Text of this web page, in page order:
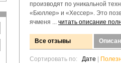
производят по уникальной
«Бюллер» и «Хессер». Это
ячменя ... читать описание
Все отзывы
Сортировать по: Дате